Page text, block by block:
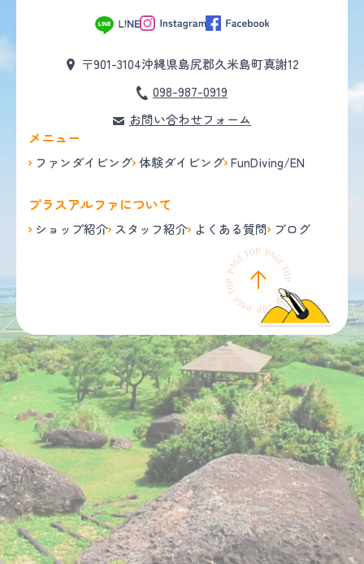
〒901-3104沖縄県島尻郡久米島町真謝12
098-987-0919
お問い合わせフォーム
メニュー
ファンダイビング 体験ダイビング FunDiving/EN
プラスアルファについて
ショップ紹介 スタッフ紹介 よくある質問 ブログ